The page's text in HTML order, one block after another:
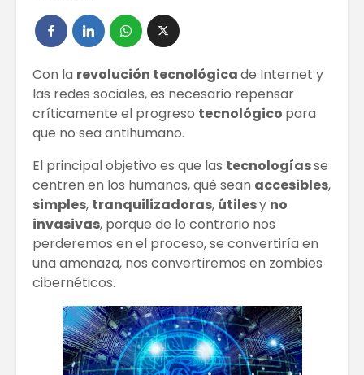
Con la revolución tecnológicade Internet y
las redes sociales, es necesario repensar
críticamente el progreso tecnológico para
que no sea antihumano.
El principal objetivo es que las tecnologíasse
centren en los humanos, qué sean accesibles,
simples, tranquilizadoras, útilesy no
invasivas, porque de lo contrario nos
perderemos en el proceso, se convertiría en
una amenaza, nos convertiremos en zombies
cibernéticos.
Digital
5 INFLUENCERS
MEJOR
CONTENIDO DE
VALOR
hacer trueque?
Digital
Carpet
El Bitcoin cae a
los 17.000
dólares